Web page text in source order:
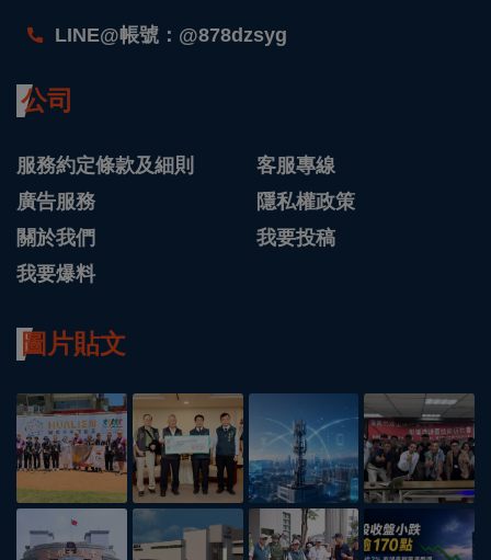
LINE@帳號：@878dzsyg
公司
服務約定條款及細則
客服專線
廣告服務
隱私權政策
關於我們
我要投稿
我要爆料
圖片貼文